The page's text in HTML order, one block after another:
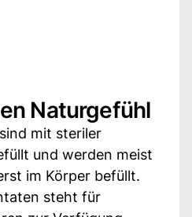
Naturgefühl
mit steriler
und werden meist
im Körper befüllt.
steht für